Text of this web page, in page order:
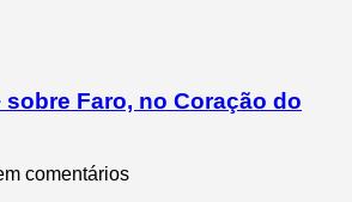
Faro, no Coração do
comentários